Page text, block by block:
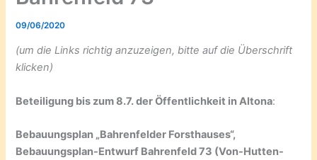
09/06/2020
(um die Links richtig anzuzeigen, bitte auf die Überschrift
klicken)
Beteiligung bis zum 8.7. der Öffentlichkeit in Altona:
Bebauungsplan „Bahrenfelder Forsthauses“,
Bebauungsplan-Entwurf Bahrenfeld 73 (Von-Hutten-